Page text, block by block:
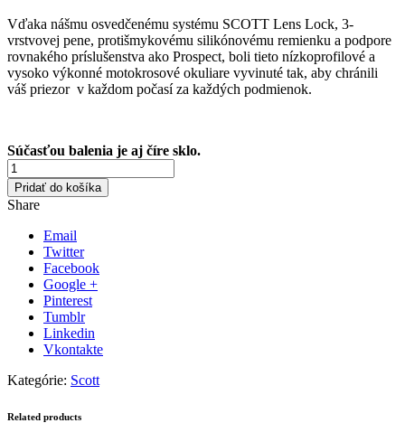
Vďaka nášmu osvedčenému systému SCOTT Lens Lock, 3-
vrstvovej pene, protišmykovému silikónovému remienku a podpore
rovnakého príslušenstva ako Prospect, boli tieto nízkoprofilové a
vysoko výkonné motokrosové okuliare vyvinuté tak, aby chránili
váš priezor v každom počasí za každých podmienok.
Súčasťou balenia je aj číre sklo.
množstvo
Okuliare
SCOTT
2021-
fury-
Black
Pridať do košíka
Share
Email
Twitter
Facebook
Google +
Pinterest
Tumblr
Linkedin
Vkontakte
Kategórie: Scott
Related products